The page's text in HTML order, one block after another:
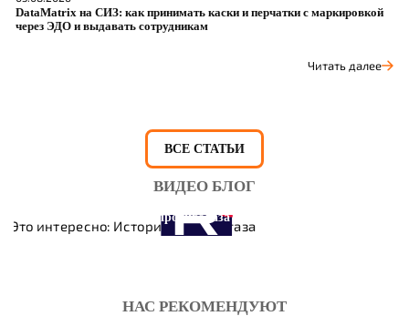
DataMatrix на СИЗ: как принимать каски и перчатки с маркировкой
через ЭДО и выдавать сотрудникам
Читать далее
ВСЕ СТАТЬИ
ВИДЕО БЛОГ
Это интересно: История противогаза
НАС РЕКОМЕНДУЮТ